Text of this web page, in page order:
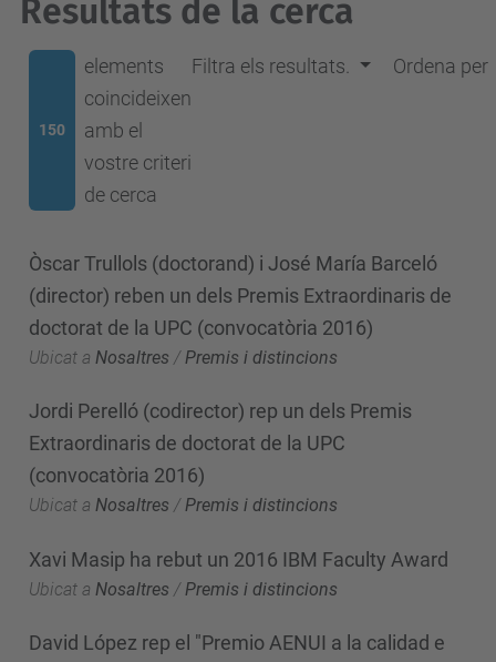
Resultats de la cerca
150
elements
coincideixen
amb el
vostre criteri
de cerca
Filtra els resultats. Ordena per
Òscar Trullols (doctorand) i José María Barceló
(director) reben un dels Premis Extraordinaris de
doctorat de la UPC (convocatòria 2016)
Ubicat a Nosaltres / Premis i distincions
Jordi Perelló (codirector) rep un dels Premis
Extraordinaris de doctorat de la UPC
(convocatòria 2016)
Ubicat a Nosaltres /Premis i distincions
Xavi Masip ha rebut un 2016 IBM Faculty Award
Ubicat a Nosaltres / Premis i distincions
David López rep el "Premio AENUI a la calidad e